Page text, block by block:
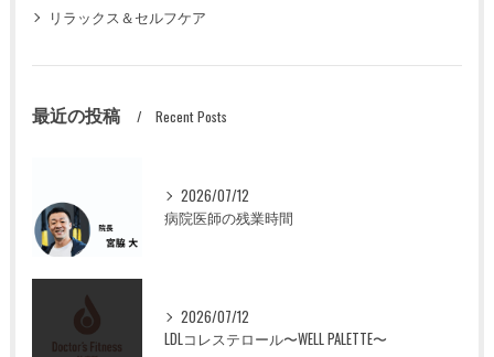
リラックス＆セルフケア
最近の投稿 Recent Posts
2026/07/12
病院医師の残業時間
2026/07/12
LDLコレステロール〜WELL PALETTE〜